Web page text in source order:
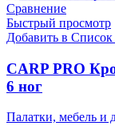
Сравнение
Быстрый просмотр
Добавить в
CARP PRO
6 ног
Палатки, мебель и